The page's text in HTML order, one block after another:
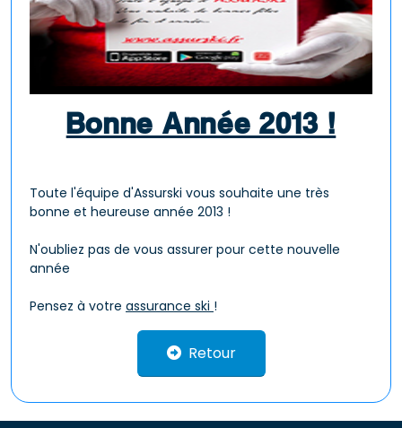
Bonne Année 2013 !
Toute l'équipe d'Assurski vous souhaite une très
bonne et heureuse année 2013 !
N'oubliez pas de vous assurer pour cette nouvelle
année
Pensez à votre assurance ski !
Retour